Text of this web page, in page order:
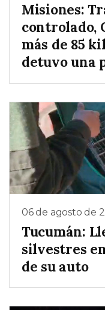
Misiones:
controlado,
más de 85
detuvo una
06 de agosto de
Tucumán:
silvestres
de su auto